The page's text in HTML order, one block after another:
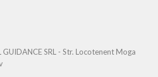
GUIDANCE SRL - Str. Locotenent Moga